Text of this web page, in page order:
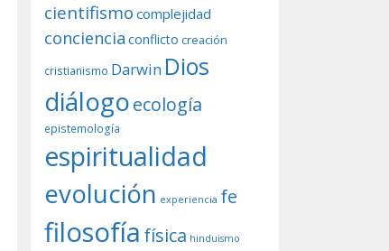
cientifismo complejidad
conciencia conflicto creación
cristianismo Darwin Dios
diálogoecología
epistemología
espiritualidad
evolución experiencia fe
filosofía física hinduismo